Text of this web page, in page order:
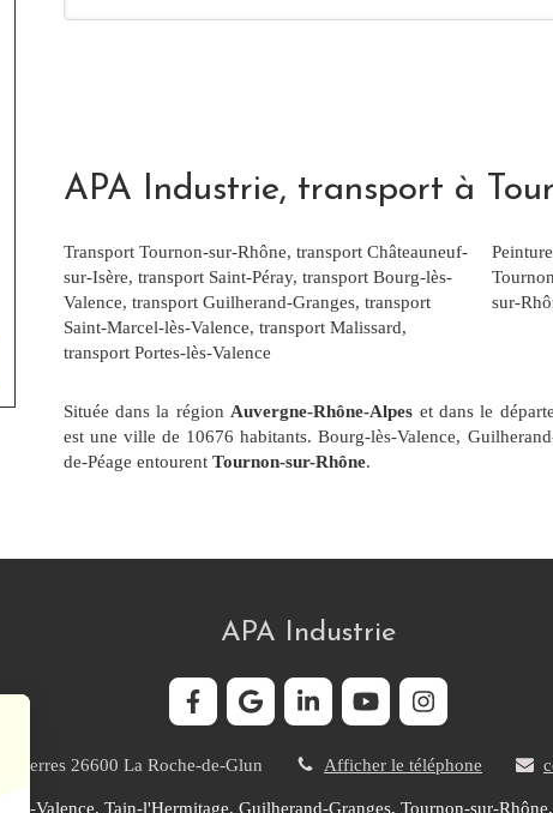
APA Industrie, transport à
Transport Tournon-sur-Rhône, transport Châteauneuf-
sur-Isère, transport Saint-Péray, transport Bourg-lès-
Valence, transport Guilherand-Granges, transport
Saint-Marcel-lès-Valence, transport Malissard,
transport Portes-lès-Valence
sur-
Située dans la région Auvergne-Rhône-Alpes et dans le
est une ville de 10676 habitants. Bourg-lès-Valence,
de-Péage entourent Tournon-sur-Rhône.
APA Industrie
Serres 26600 La Roche-de-Glun Afficher le téléphone
lès-Valence, Tain-l'Hermitage, Guilherand-Granges, Tournon-sur-